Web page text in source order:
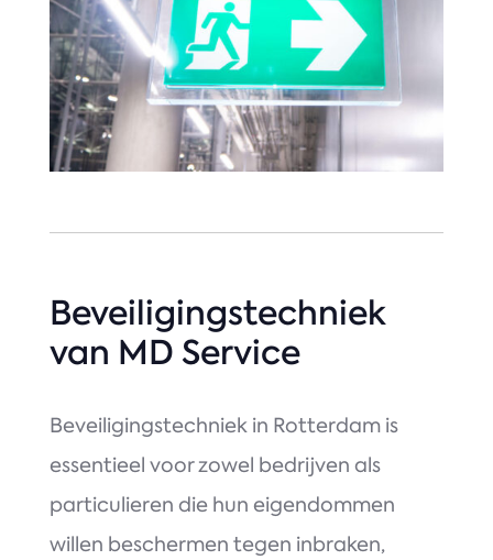
Beveiligingstechniek
van MD Service
Beveiligingstechniek in Rotterdam is
essentieel voor zowel bedrijven als
particulieren die hun eigendommen
willen beschermen tegen inbraken,